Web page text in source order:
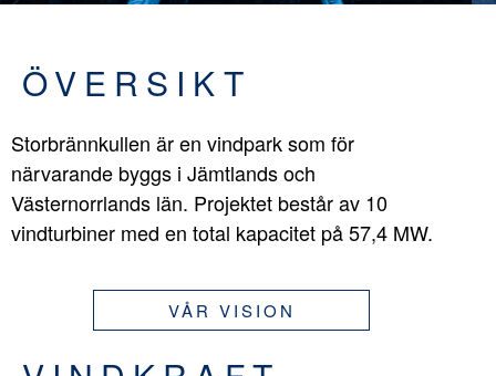
ÖVERSIKT
Storbrännkullen är en vindpark som för
närvarande byggs i Jämtlands och
Västernorrlands län. Projektet består av 10
vindturbiner med en total kapacitet på 57,4 MW.
VÅR VISION